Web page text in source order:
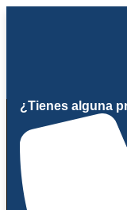
¿Tienes alguna